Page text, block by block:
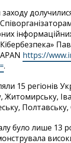
https://
.
15 регіонів
Полтавську,
було лише 13